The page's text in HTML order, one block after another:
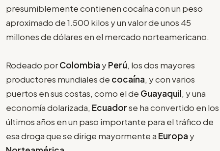
presumiblemente contienen cocaína con un peso
aproximado de 1.500 kilos y un valor de unos 45
millones de dólares en el mercado norteamericano.
Rodeado porColombia yPerú, los dos mayores
productores mundiales de cocaína, y con varios
puertos en sus costas, como el de Guayaquil, y una
economía dolarizada, Ecuadorse ha convertido en los
últimos años en un paso importante para el tráfico de
esa droga que se dirige mayormente a Europa y